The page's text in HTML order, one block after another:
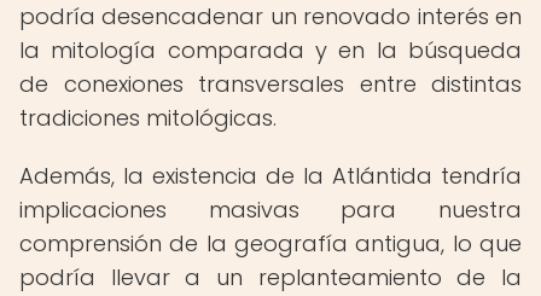
podría desencadenar un renovado interés en
la mitología comparada y en la búsqueda
de conexiones transversales entre distintas
tradiciones mitológicas.
Además, la existencia de la Atlántida tendría
implicaciones masivas para nuestra
comprensión de la geografía antigua, lo que
podría llevar a un replanteamiento de la